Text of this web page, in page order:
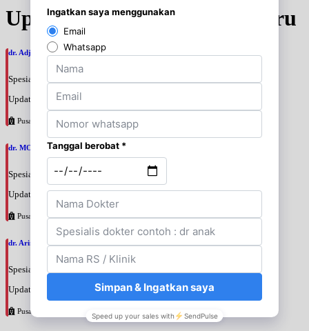
Update Jadwal Dokter terbaru
dr. Adji Suprajitno, SpPD
Spesialis: Penyakit Dalam
Update terakhir: 2026-08-07 20:37:59
Pusat Pertamina
dr. MOCHAMAD PASHA, SpPD
Spesialis: Penyakit Dalam
Update terakhir: 2026-08-07 20:35:45
Pusat Pertamina
dr. Arini Purwono, SpP
Spesialis: Paru
Update terakhir: 2026-08-07 20:25:58
Pusat Pertamina